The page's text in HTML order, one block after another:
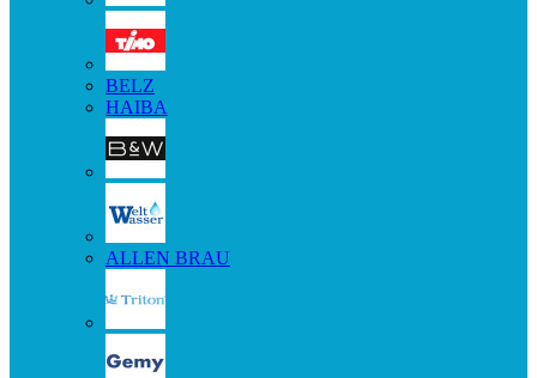
BELZ
HAIBA
ALLEN BRAU